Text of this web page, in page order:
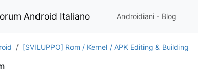
Android Italiano Androidiani - Blog
[SVILUPPO] Rom / Kernel / APK Editing & Building